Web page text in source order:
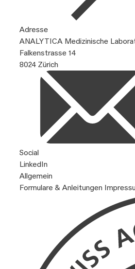
Adresse
ANALYTICA Medizinische
Falkenstrasse 14
8024 Zürich
Social
LinkedIn
Allgemein
Formulare & Anleitungen